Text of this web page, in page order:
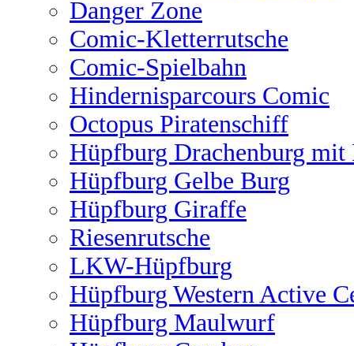
Danger Zone
Comic-Kletterrutsche
Comic-Spielbahn
Hindernisparcours Comic
Octopus Piratenschiff
Hüpfburg Drachenburg mit
Hüpfburg Gelbe Burg
Hüpfburg Giraffe
Riesenrutsche
LKW-Hüpfburg
Hüpfburg Western Active
Hüpfburg Maulwurf